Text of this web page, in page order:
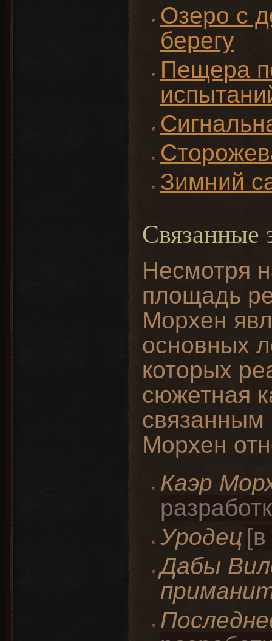
Озеро с
берегу
Пещера
Зимний
Связанные
Несмотря
площадь
Морхен
основных
которых
сюжетная
связанным
Морхен
Каэр
Уродец
Дабы